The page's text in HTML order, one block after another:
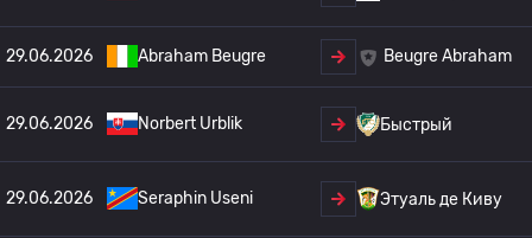
29.06.2026 Abraham Beugre Beugre Abraham
29.06.2026 Norbert Urblik Быстрый
29.06.2026 Seraphin Useni Этуаль де Киву